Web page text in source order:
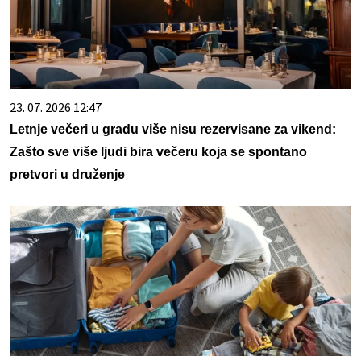
23. 07. 2026 12:47
Letnje večeri u gradu više nisu rezervisane za vikend:
Zašto sve više ljudi bira večeru koja se spontano
pretvori u druženje